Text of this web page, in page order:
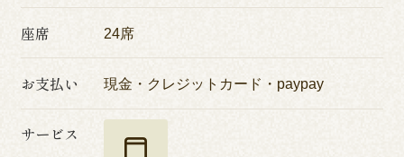
座席 24席
お支払い 現金・クレジットカード・paypay
サービス